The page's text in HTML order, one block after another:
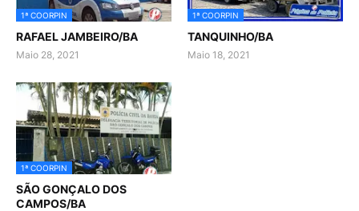
1ª COORPIN
RAFAEL JAMBEIRO/BA
Maio 28, 2021
1ª COORPIN
TANQUINHO/BA
Maio 18, 2021
1ª COORPIN
SÃO GONÇALO DOS
CAMPOS/BA